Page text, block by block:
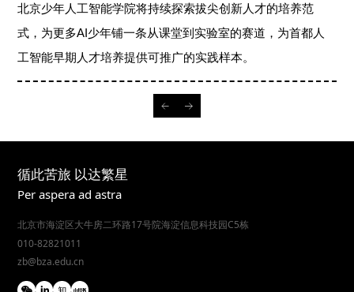
北京少年人工智能学院将持续探索拔尖创新人才的培养范
式，为更多AI少年铺一条从课堂到实验室的赛道，为首都人
工智能早期人才培养提供可推广的实践样本。
循此苦旅 以达繁星
Per aspera ad astra
北京市海淀区大牛房二环路17号院海淀信息科技园C5栋
010-82821011
zb@bza.edu.cn